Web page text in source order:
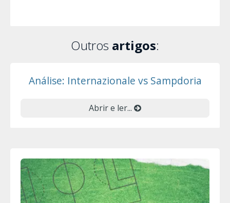
Outros artigos:
Análise: Internazionale vs Sampdoria
Abrir e ler...